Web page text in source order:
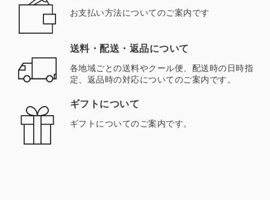
お支払い方法についてのご案内です
送料・配送・返品について
各地域ごとの送料やクール便、配送時の日時指
定、返品時の対応についてのご案内です。
ギフトについて
ギフトについてのご案内です。